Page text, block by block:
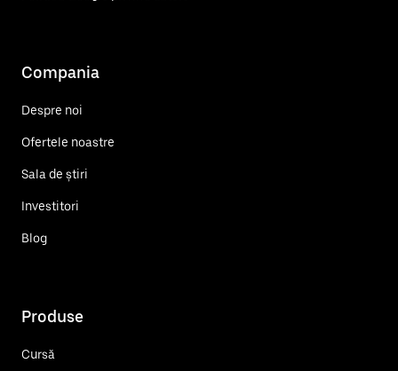
Compania
Despre noi
Ofertele noastre
Sala de știri
Investitori
Blog
Produse
Cursă